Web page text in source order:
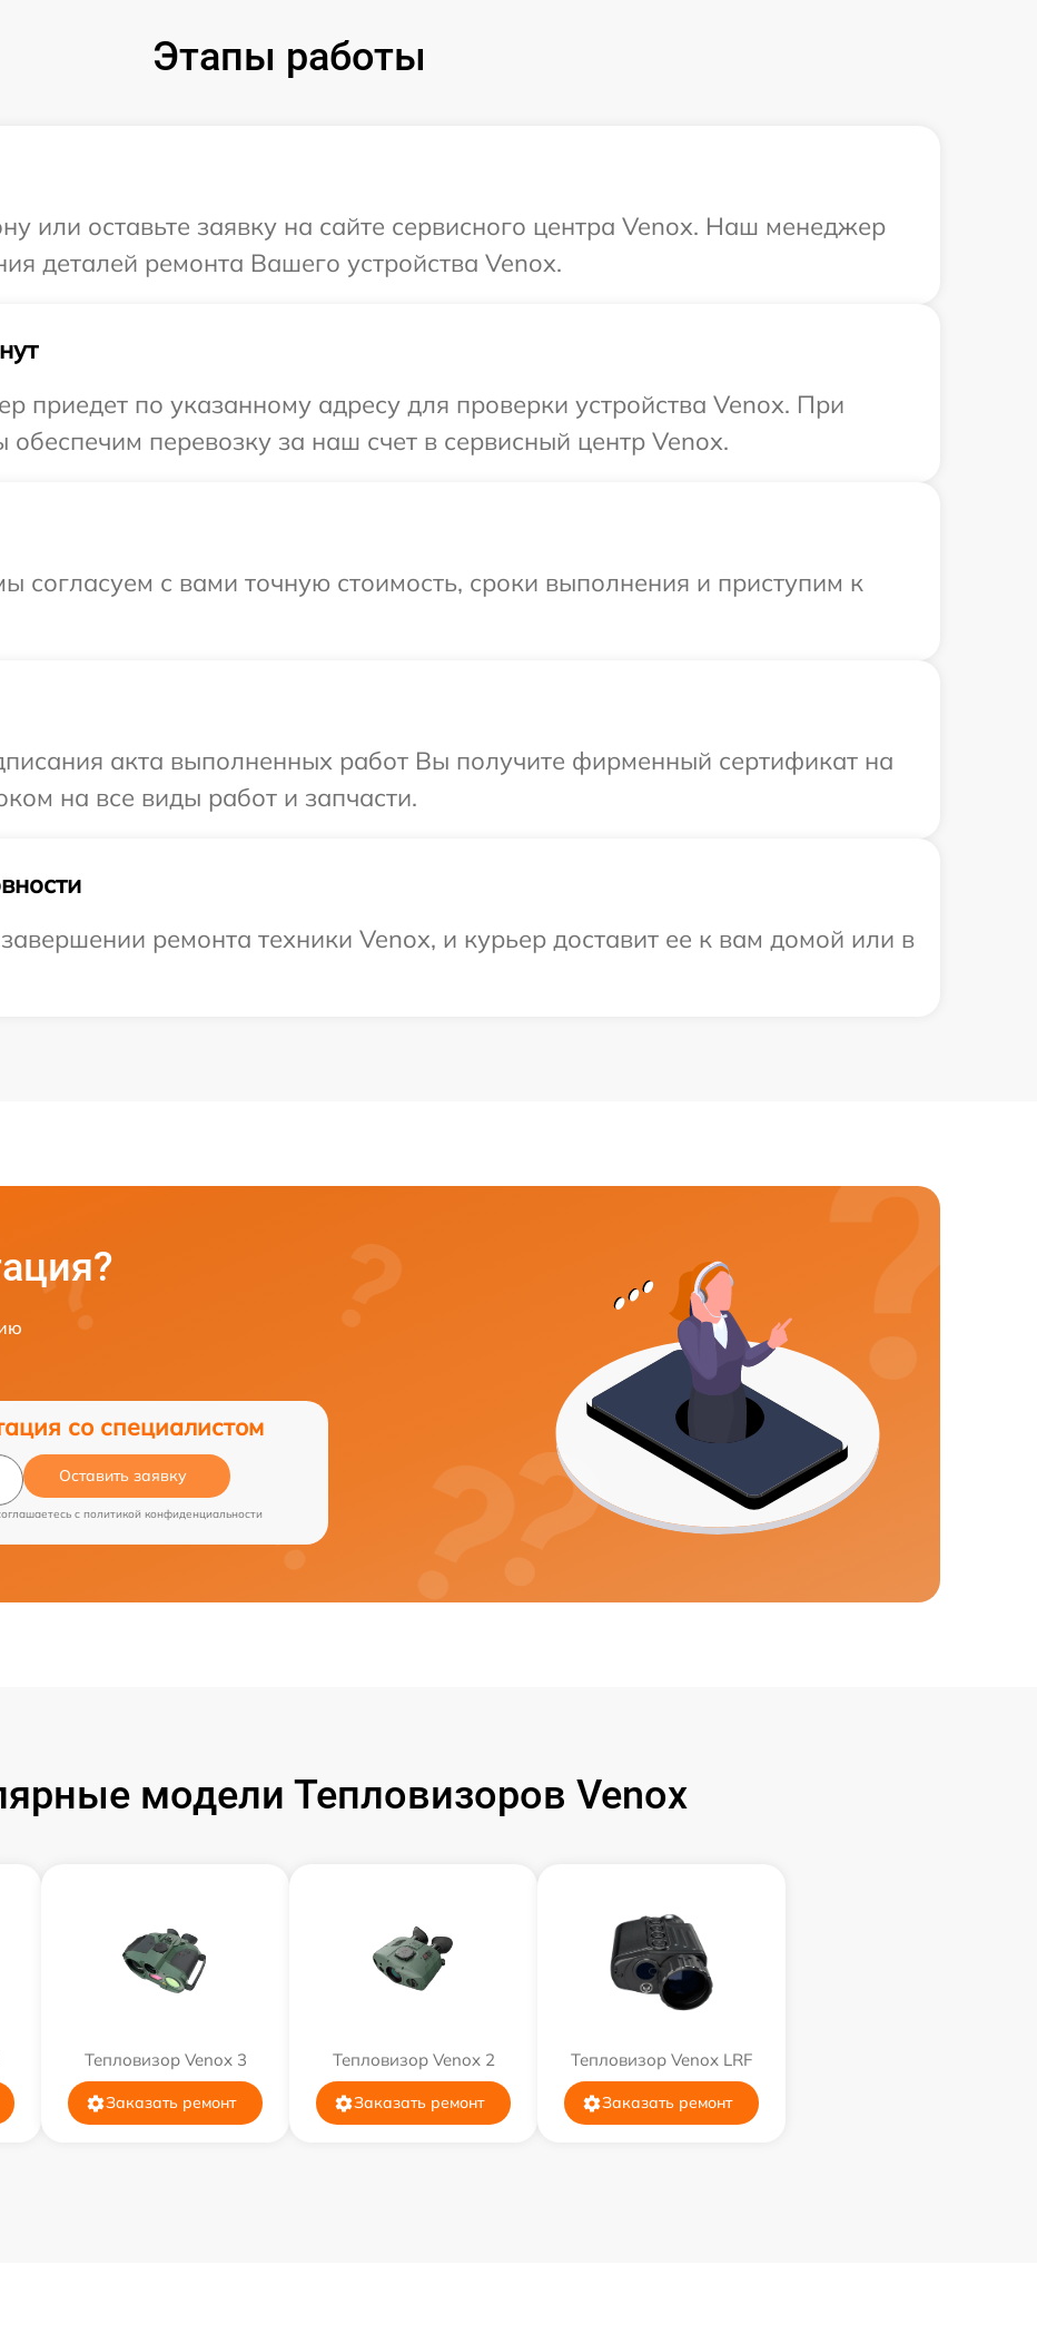
Этапы работы
или оставьте заявку на сайте сервисного центра Venox. Наш менеджер
деталей ремонта Вашего устройства Venox.
приедет по указанному адресу для проверки устройства Venox. При
обеспечим перевозку за наш счет в сервисный центр Venox.
согласуем с вами точную стоимость, сроки выполнения и приступим к
акта выполненных работ Вы получите фирменный сертификат на
на все виды работ и запчасти.
ремонта техники Venox, и курьер доставит ее к вам домой или в
со специалистом
Оставить заявку
c политикой конфиденциальности
модели Тепловизоров Venox
Тепловизор Venox 3
Заказать ремонт
Тепловизор Venox 2
Заказать ремонт
Тепловизор Venox LRF
Заказать ремонт